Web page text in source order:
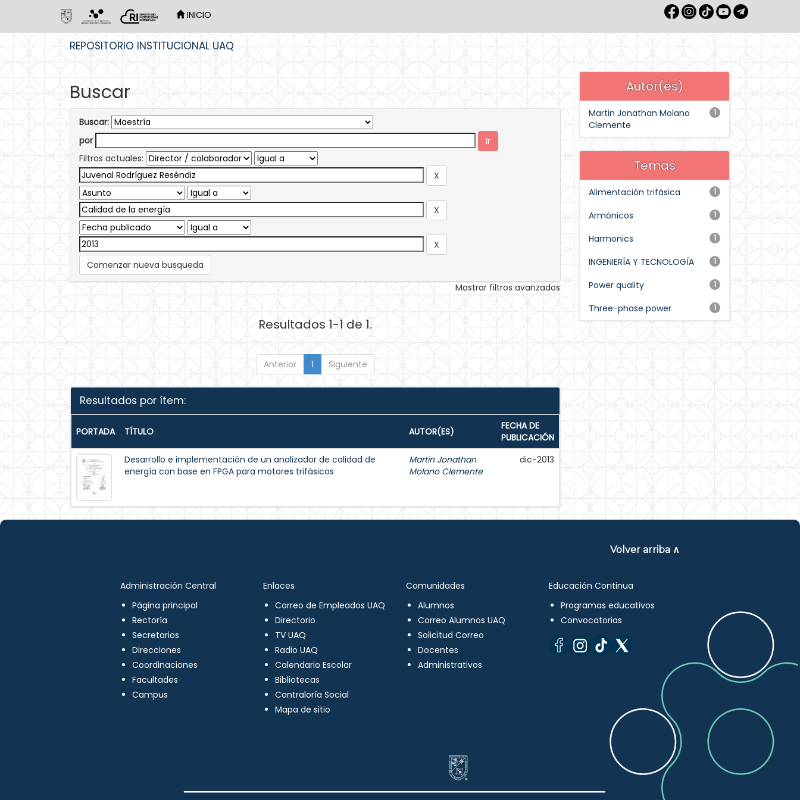
INICIO
REPOSITORIO INSTITUCIONAL UAQ
Buscar
Buscar:
por
Filtros actuales:
Comenzar nueva busqueda
Mostrar filtros avanzados
Resultados 1-1 de 1.
Anterior 1 Siguiente
Resultados por ítem:
PORTADA TÍTULO AUTOR(ES)
FECHA DE
PUBLICACIÓN
Desarrollo e implementación de un analizador de calidad de
energía con base en FPGA para motores trifásicos
Martin Jonathan
Molano Clemente
dic-2013
Autor(es)
1
Martin Jonathan Molano
Clemente
Temas
1
Alimentación trifásica
1
Armónicos
1
Harmonics
1
INGENIERÍA Y TECNOLOGÍA
1
Power quality
1
Three-phase power
Volver arriba ∧
Administración Central
Página principal
Rectoría
Secretarios
Direcciones
Coordinaciones
Facultades
Campus
Enlaces
Correo de Empleados UAQ
Directorio
TV UAQ
Radio UAQ
Calendario Escolar
Bibliotecas
Contraloría Social
Mapa de sitio
Comunidades
Alumnos
Correo Alumnos UAQ
Solicitud Correo
Docentes
Administrativos
Educación Continua
Programas educativos
Convocatorias